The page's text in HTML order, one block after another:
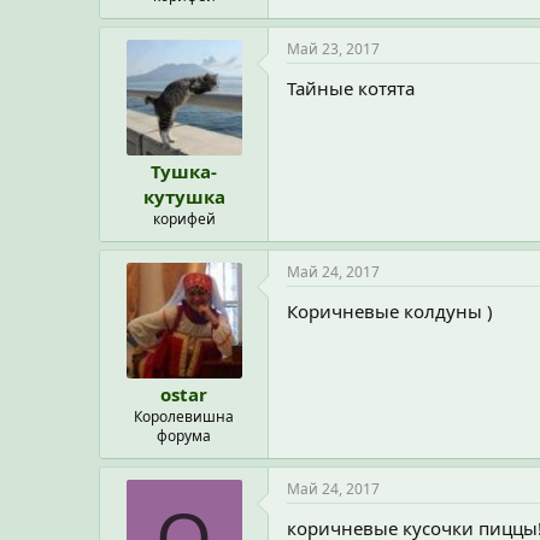
Тушка-
кутушка
корифей
Май 23, 2017
Тайные котята
ostar
Королевишна
форума
Май 24, 2017
Коричневые колдуны )
Май 24, 2017
коричневые кусочки